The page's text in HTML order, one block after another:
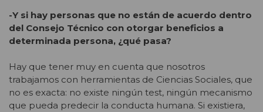
-Y si hay personas que no están de acuerdo dentro
del Consejo Técnico con otorgar beneficios a
determinada persona, ¿qué pasa?
Hay que tener muy en cuenta que nosotros
trabajamos con herramientas de Ciencias Sociales, que
no es exacta: no existe ningún test, ningún mecanismo
que pueda predecir la conducta humana. Si existiera,